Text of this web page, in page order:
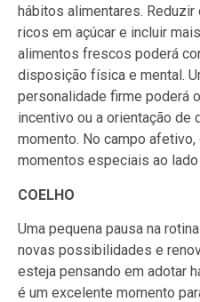
hábitos alimentares.
ricos em açúcar e incluir
alimentos frescos poderá
disposição física e mental.
personalidade firme poderá
incentivo ou a orientação de
momento. No campo
momentos especiais ao
COELHO
Uma pequena pausa na
novas possibilidades e
esteja pensando em adotar
é um excelente momento